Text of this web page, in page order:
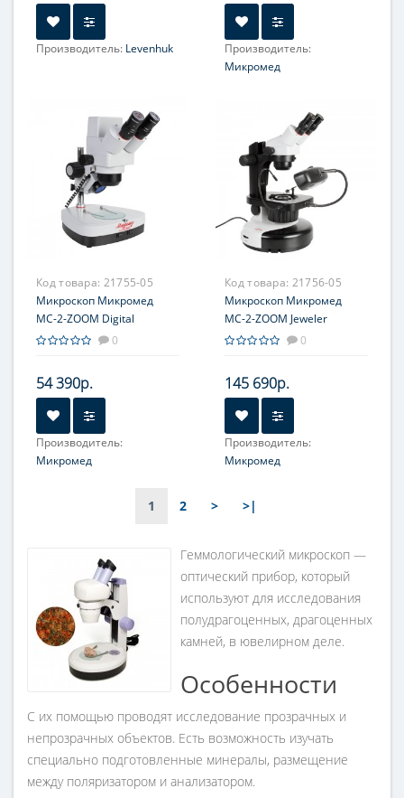
Производитель: Levenhuk
Окуляр (ы):
WF 10х/22мм
Фокусировка:Грубая
Производитель:
Микромед
Увеличение, крат:
40; 80 *опция
Окуляр (ы):10х/20; 5х/20
*опция; 15х/15 *опция;
20х/10 *опция; 10х/20 со
шкалой *опция
Фокусировка:Грубая
Код товара: 21755-05
Микроскоп Микромед
МС-2-ZOOM Digital
0
54 390р.
Производитель:
Микромед
10х/23; 5х/20
*опция; 15х/15 *опция;
20х/10 *опция; 10х/20 со
шкалой *опция
Фокусировка:Грубая
Код товара: 21756-05
Микроскоп Микромед
МС-2-ZOOM Jeweler
0
145 690р.
Производитель:
Микромед
Увеличение, крат:
Окуляр (ы): 10х/23; 5х/20
*опция; 15х/15 *опция;
шкалой *опция
Фокусировка: Грубая
1 2 > >|
Геммологический микроскоп —
оптический прибор, который
используют для исследования
полудрагоценных, драгоценных
камней, в ювелирном деле.
Особенности
С их помощью проводят исследование прозрачных и
непрозрачных объектов. Есть возможность изучать
специально подготовленные минералы, размещение
между поляризатором и анализатором.